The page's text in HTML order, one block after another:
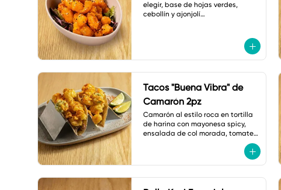
elegir, base de hojas verdes,
cebollín y ajonjolí
Tacos "Buena Vibra" de
Camarón 2pz
Camarón al estilo roca en tortilla
de harina con mayonesa spicy,
ensalada de col morada, tomate
cherry, jalapeño tempura, cebollín